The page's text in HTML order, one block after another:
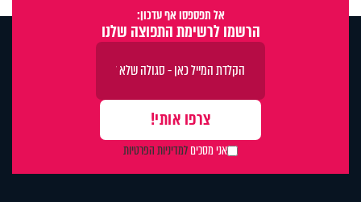
אל תפספסו אף עדכון:
הרשמו לרשימת התפוצה שלנו
אני מסכיםלמדיניות הפרטיות